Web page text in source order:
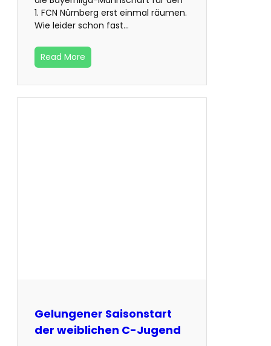
1. FCN Nürnberg erst einmal räumen.
Wie leider schon fast…
Read More
Gelungener Saisonstart
der weiblichen C-Jugend